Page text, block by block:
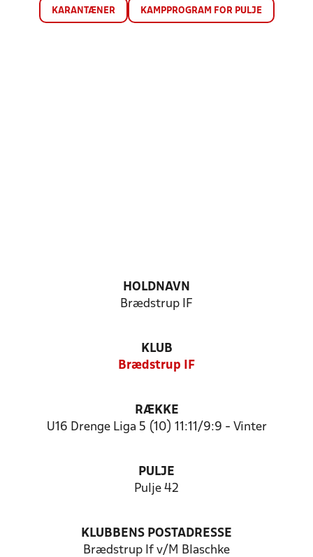
KARANTÆNER KAMPPROGRAM FOR PULJE
HOLDNAVN
Brædstrup IF
KLUB
Brædstrup IF
RÆKKE
U16 Drenge Liga 5 (10) 11:11/9:9 - Vinter
PULJE
Pulje 42
KLUBBENS POSTADRESSE
Brædstrup If v/M Blaschke